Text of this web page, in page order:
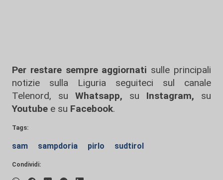
Per restare sempre aggiornati sulle principali
notizie sulla Liguria seguiteci sul canale
Telenord, su
Whatsapp, su Instagram, su
Youtube e su Facebook.
Tags:
sam sampdoria pirlo sudtirol
Condividi: